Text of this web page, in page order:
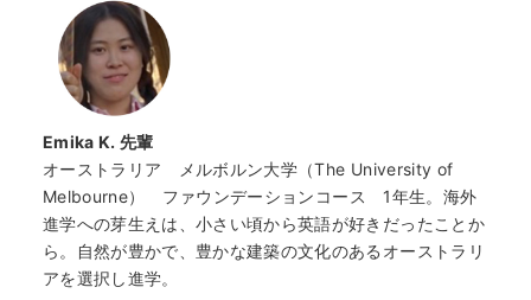
Emika K. 先輩
オーストラリア メルボルン大学（The University of
Melbourne） ファウンデーションコース 1年生。海外
進学への芽生えは、小さい頃から英語が好きだったことか
ら。自然が豊かで、豊かな建築の文化のあるオーストラリ
アを選択し進学。